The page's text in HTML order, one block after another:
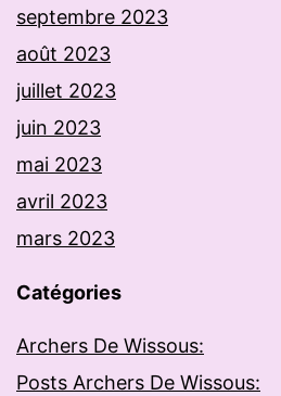
septembre 2023
août 2023
juillet 2023
juin 2023
mai 2023
avril 2023
mars 2023
Catégories
Archers De Wissous:
Posts Archers De Wissous: